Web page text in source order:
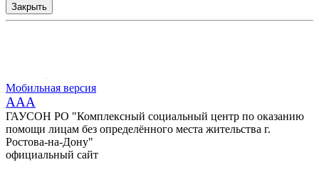
Закрыть
Мобильная версия
AAA
ГАУСОН РО "Комплексный социальный центр по оказанию
помощи лицам без определённого места жительства г.
Ростова-на-Дону"
официальный сайт